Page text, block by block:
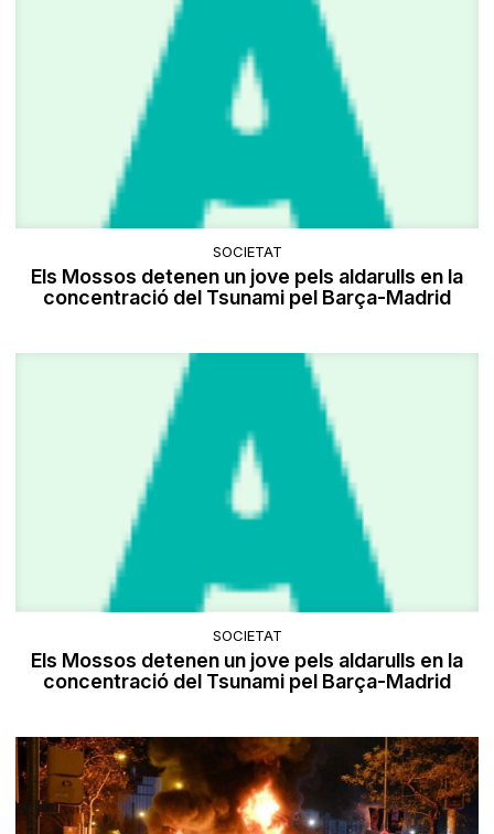
SOCIETAT
Els Mossos detenen un jove pels aldarulls en la
concentració del Tsunami pel Barça-Madrid
SOCIETAT
Els Mossos detenen un jove pels aldarulls en la
concentració del Tsunami pel Barça-Madrid